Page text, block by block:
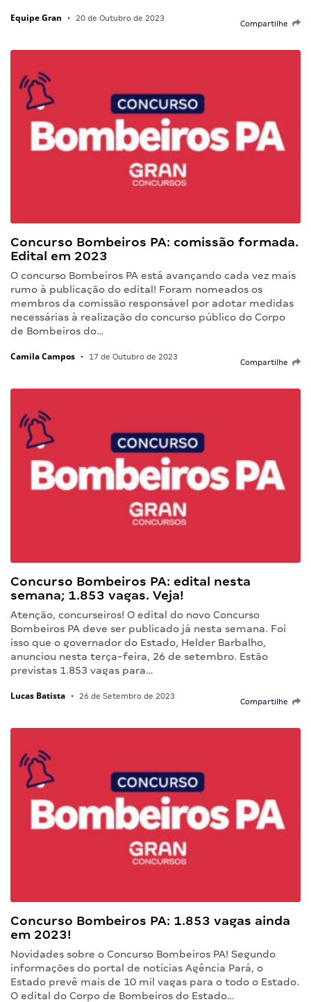
Equipe Gran • 20 de Outubro de 2023
Compartilhe
Concurso Bombeiros PA: comissão formada.
Edital em 2023
O concurso Bombeiros PA está avançando cada vez mais
rumo à publicação do edital! Foram nomeados os
membros da comissão responsável por adotar medidas
necessárias à realização do concurso público do Corpo
de Bombeiros do…
Camila Campos • 17 de Outubro de 2023
Compartilhe
Concurso Bombeiros PA: edital nesta
semana; 1.853 vagas. Veja!
Atenção, concurseiros! O edital do novo Concurso
Bombeiros PA deve ser publicado já nesta semana. Foi
isso que o governador do Estado, Helder Barbalho,
anunciou nesta terça-feira, 26 de setembro. Estão
previstas 1.853 vagas para…
Lucas Batista • 26 de Setembro de 2023
Compartilhe
Concurso Bombeiros PA: 1.853 vagas ainda
em 2023!
Novidades sobre o Concurso Bombeiros PA! Segundo
informações do portal de notícias Agência Pará, o
Estado prevê mais de 10 mil vagas para o todo o Estado.
O edital do Corpo de Bombeiros do Estado…